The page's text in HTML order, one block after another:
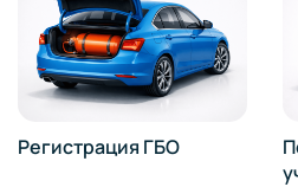
Регистрация ГБО